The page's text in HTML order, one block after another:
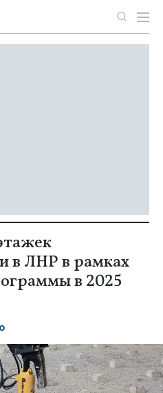
в ЛНР в рамках
в 2025